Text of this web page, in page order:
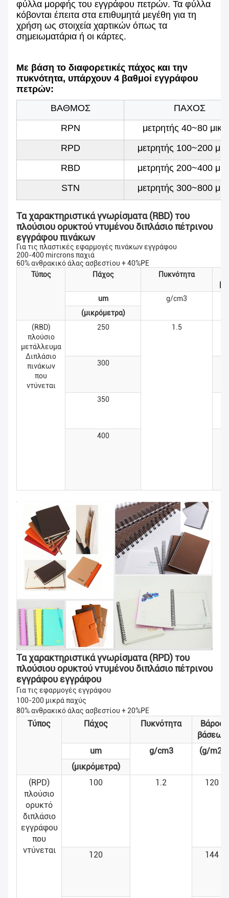
φύλλα μορφής του εγγράφου πετρών. Τα φύλλα
κόβονται έπειτα στα επιθυμητά μεγέθη για τη
χρήση ως στοιχεία χαρτικών όπως τα
σημειωματάρια ή οι κάρτες.
Με βάση το διαφορετικές πάχος και την
πυκνότητα, υπάρχουν 4 βαθμοί εγγράφου
πετρών:
ΒΑΘΜΟΣ
ΠΑΧΟΣ
RPN
μετρητής 40~80
RPD
μετρητής 100~200
RBD
μετρητής 200~400
STN
μετρητής 300~800
Τα χαρακτηριστικά γνωρίσματα (RBD) του
πλούσιου ορυκτού ντυμένου διπλάσιο πέτρινου
εγγράφου πινάκων
Για τις πλαστικές εφαρμογές πινάκων εγγράφου
200-400 mircrons παχιά
60% ανθρακικό άλας ασβεστίου + 40%PE
Τύπος
Πάχος Πυκνότητα
um
g/cm3
(μικρόμετρα)
(RBD)
πλούσιο
μετάλλευμα
Διπλάσιο
πινάκων
που
ντύνεται
250 1.5
300
350
400
Τα χαρακτηριστικά γνωρίσματα (RPD) του
πλούσιου ορυκτού ντυμένου διπλάσιο πέτρινου
εγγράφου εγγράφου
Για τις εφαρμογές εγγράφου
100-200 μικρά παχύς
80% ανθρακικό άλας ασβεστίου + 20%PE
Τύπος Πάχος Πυκνότητα
Βάρος
βάσεων
um
g/cm3
(g/m2)
(μικρόμετρα)
(RPD)
πλούσιο
ορυκτό
διπλάσιο
εγγράφου
που
ντύνεται
100 1.2 120
120 144